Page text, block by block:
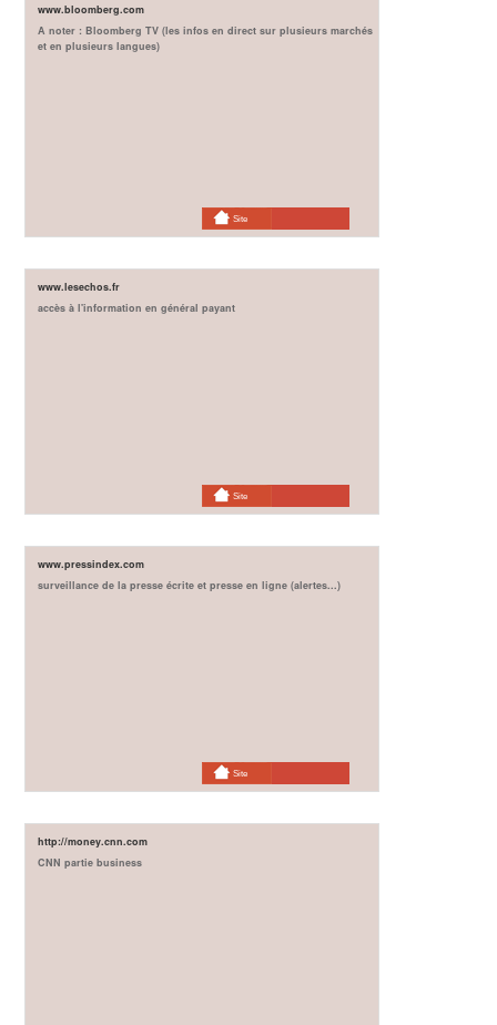
www.bloomberg.com
A noter : Bloomberg TV (les infos en direct sur plusieurs marchés
et en plusieurs langues)
Site
www.lesechos.fr
accès à l'information en général payant
Site
www.pressindex.com
surveillance de la presse écrite et presse en ligne (alertes...)
Site
http://money.cnn.com
CNN partie business